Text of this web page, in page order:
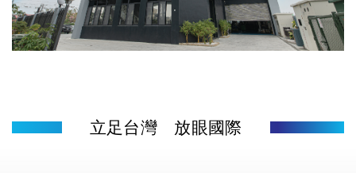
立足台灣 放眼國際